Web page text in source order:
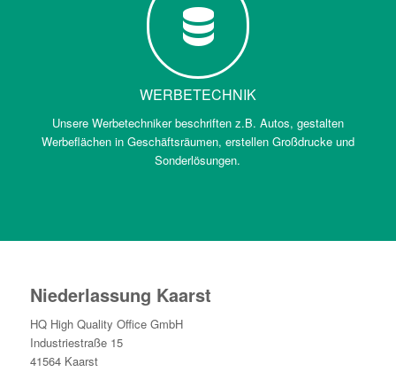
WERBETECHNIK
Unsere Werbetechniker beschriften z.B. Autos, gestalten
Werbeflächen in Geschäftsräumen, erstellen Großdrucke und
Sonderlösungen.
Niederlassung Kaarst
HQ High Quality Office GmbH
Industriestraße 15
41564 Kaarst